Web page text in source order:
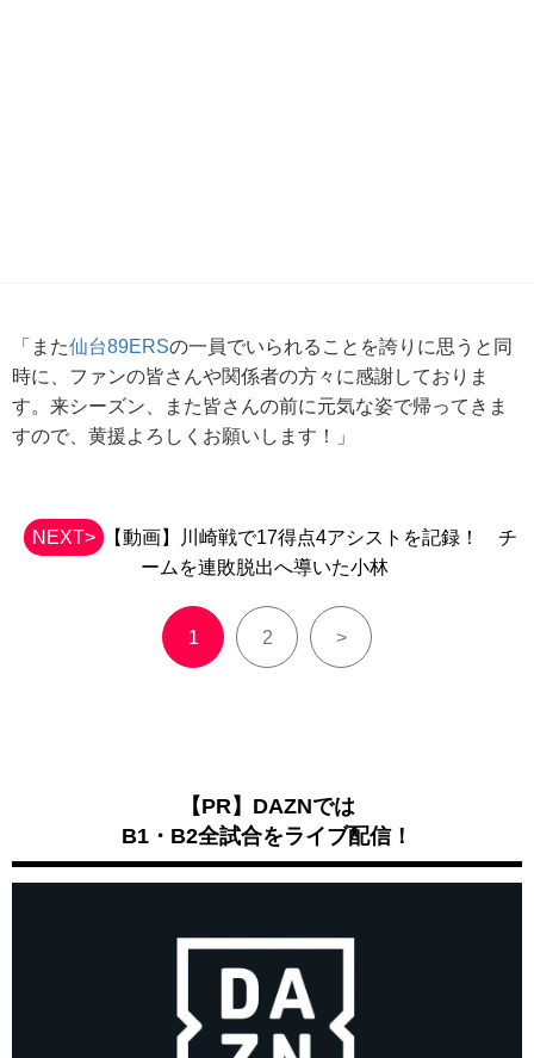
「また仙台89ERSの一員でいられることを誇りに思うと同
時に、ファンの皆さんや関係者の方々に感謝しておりま
す。来シーズン、また皆さんの前に元気な姿で帰ってきま
すので、黄援よろしくお願いします！」
NEXT> 【動画】川崎戦で17得点4アシストを記録！ チ
ームを連敗脱出へ導いた小林
1 2 >
【PR】DAZNでは
B1・B2全試合をライブ配信！